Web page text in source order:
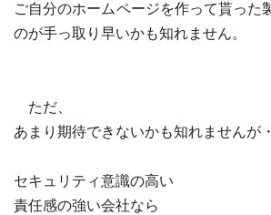
ご自分のホームページを作って貰った
のが手っ取り早いかも知れません。
ただ、
あまり期待できないかも知れませんが
セキュリティ意識の高い
責任感の強い会社なら